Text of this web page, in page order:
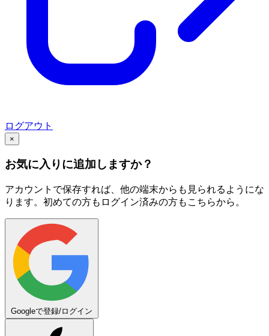
ログアウト
×
お気に入りに追加しますか？
アカウントで保存すれば、他の端末からも見られるようにな
ります。初めての方もログイン済みの方もこちらから。
Googleで登録/ログイン